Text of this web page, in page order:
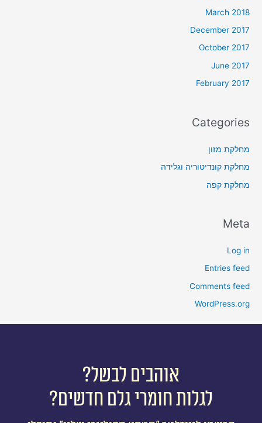
March 2018
December 2017
October 2017
June 2017
February 2017
Categories
מחלקת מזון
מחלקת קונדיטוריה וגלידה
מחלקת קפה
Meta
Log in
Entries feed
Comments feed
WordPress.org
אוהבים לבשל?
לגלות חומרי גלם חדשים?